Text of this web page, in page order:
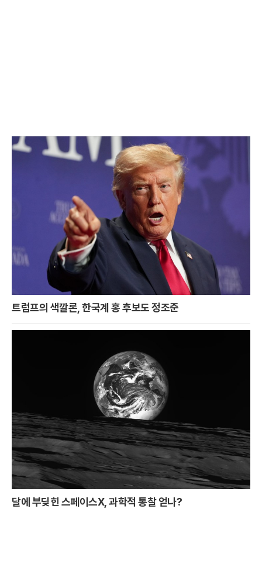
트럼프의 색깔론, 한국계 홍 후보도 정조준
달에 부딪힌 스페이스X, 과학적 통찰 얻나?